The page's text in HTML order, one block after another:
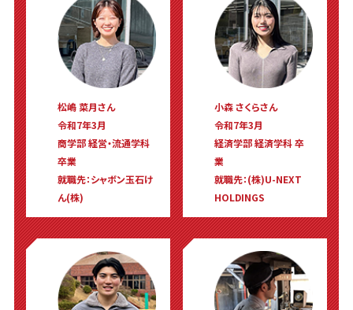
松嶋 菜月さん
令和7年3月
商学部 経営・流通学科
卒業
就職先：シャボン玉石け
ん(株)
小森 さくらさん
令和7年3月
経済学部 経済学科 卒
業
就職先：(株)U-NEXT
HOLDINGS